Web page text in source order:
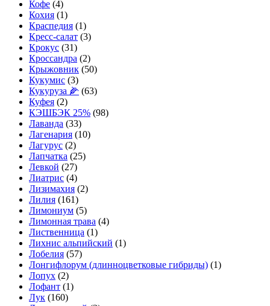
Кофе (4)
Кохия (1)
Краспедия (1)
Кресс-салат (3)
Крокус (31)
Кроссандра (2)
Крыжовник (50)
Кукумис (3)
Кукуруза 🌽 (63)
Куфея (2)
КЭШБЭК 25% (98)
Лаванда (33)
Лагенария (10)
Лагурус (2)
Лапчатка (25)
Левкой (27)
Лиатрис (4)
Лизимахия (2)
Лилия (161)
Лимониум (5)
Лимонная трава (4)
Лиственница (1)
Лихнис альпийский (1)
Лобелия (57)
Лонгифлорум (длинноцветковые гибриды) (1)
Лопух (2)
Лофант (1)
Лук (160)